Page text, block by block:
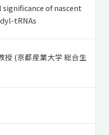
ム
ル
プ
お問い
ENGLISH
significance of nascent
tRNAs
授 (京都産業大学 総合生